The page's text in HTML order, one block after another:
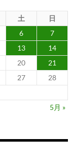
土
日
6
7
13
14
20
21
27
28
5月 »